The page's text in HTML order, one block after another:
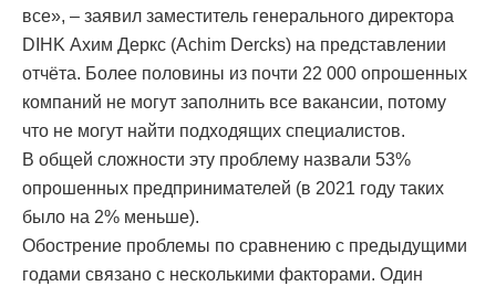
все», – заявил заместитель генерального директора
DIHK Ахим Деркс (Achim Dercks) на представлении
отчёта. Более половины из почти 22 000 опрошенных
компаний не могут заполнить все вакансии, потому
что не могут найти подходящих специалистов.
В общей сложности эту проблему назвали 53%
опрошенных предпринимателей (в 2021 году таких
было на 2% меньше).
Обострение проблемы по сравнению с предыдущими
годами связано с несколькими факторами. Один